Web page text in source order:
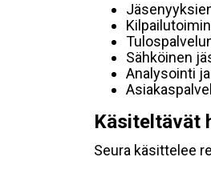
Sähköinen
Analysointi
Käsiteltävät
Seura käsittelee